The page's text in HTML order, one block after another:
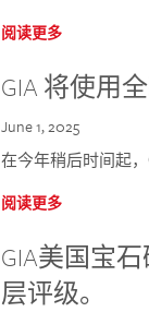
阅读更多
GIA 将使用
June 1, 2025
在今年稍后时间起
阅读更多
GIA美国宝
层评级。